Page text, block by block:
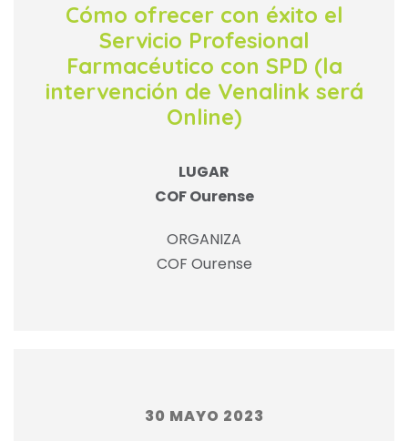
Cómo ofrecer con éxito el
Servicio Profesional
Farmacéutico con SPD (la
intervención de Venalink será
Online)
LUGAR
COF Ourense
ORGANIZA
COF Ourense
30 MAYO 2023